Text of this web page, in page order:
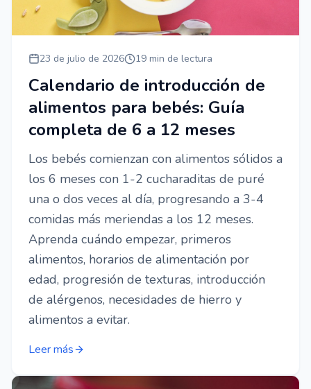
23 de julio de 2026 19 min de lectura
Calendario de introducción de
alimentos para bebés: Guía
completa de 6 a 12 meses
Los bebés comienzan con alimentos sólidos a
los 6 meses con 1-2 cucharaditas de puré
una o dos veces al día, progresando a 3-4
comidas más meriendas a los 12 meses.
Aprenda cuándo empezar, primeros
alimentos, horarios de alimentación por
edad, progresión de texturas, introducción
de alérgenos, necesidades de hierro y
alimentos a evitar.
Leer más